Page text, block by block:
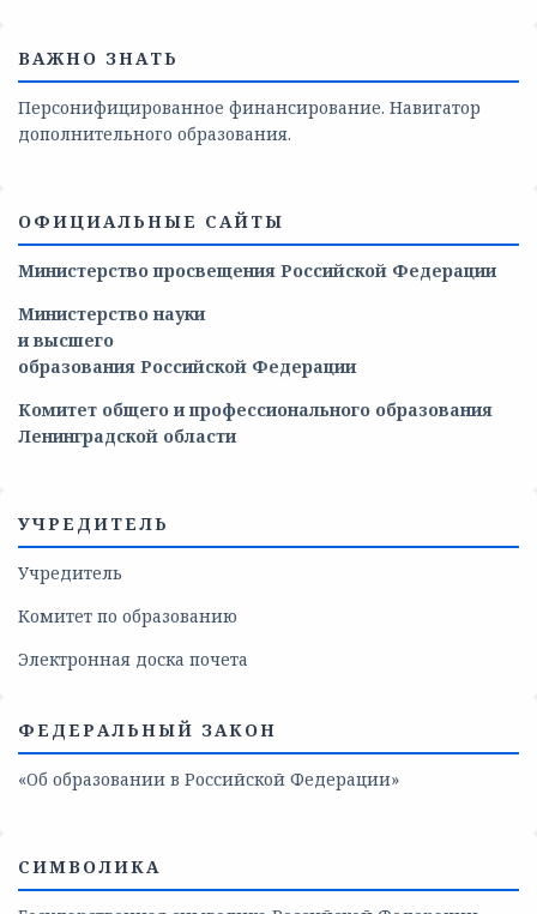
ВАЖНО ЗНАТЬ
Персонифицированное финансирование. Навигатор
дополнительного образования.
ОФИЦИАЛЬНЫЕ САЙТЫ
Министерство просвещения Российской Федерации
Министерство науки
и высшего
образования Российской Федерации
Комитет общего и профессионального образования
Ленинградской области
УЧРЕДИТЕЛЬ
Учредитель
Комитет по образованию
Электронная доска почета
ФЕДЕРАЛЬНЫЙ ЗАКОН
«Об образовании в Российской Федерации»
СИМВОЛИКА